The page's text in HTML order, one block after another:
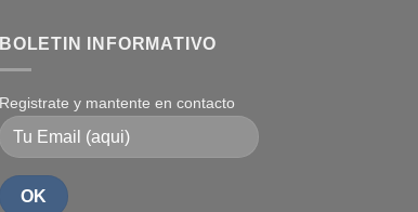
BOLETIN INFORMATIVO
Registrate y mantente en contacto